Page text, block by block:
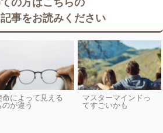
事をお読みください
命によって見える
のが違う
マスターマインドっ
てすごいかも